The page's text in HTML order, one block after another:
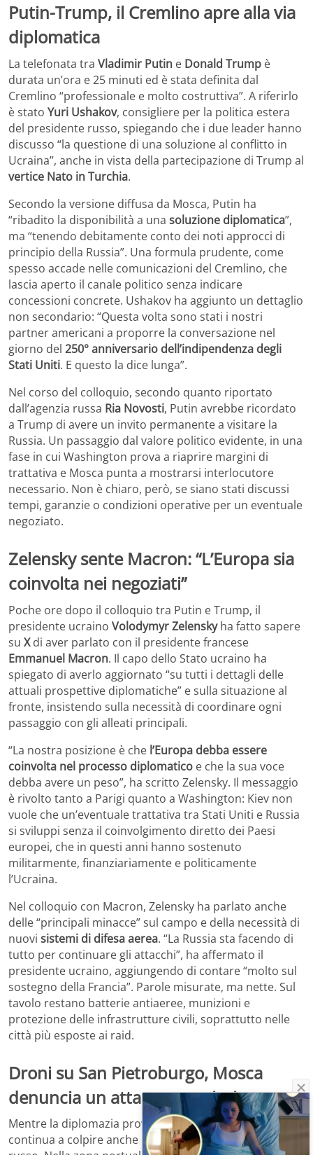
Putin-Trump, il Cremlino apre alla via
diplomatica
La telefonata tra Vladimir Putin e Donald Trump è
durata un’ora e 25 minuti ed è stata definita dal
Cremlino “professionale e molto costruttiva”. A riferirlo
è stato Yuri Ushakov, consigliere per la politica estera
del presidente russo, spiegando che i due leader hanno
discusso “la questione di una soluzione al conflitto in
Ucraina”, anche in vista della partecipazione di Trump al
vertice Nato in Turchia.
Secondo la versione diffusa da Mosca, Putin ha
“ribadito la disponibilità a una soluzione diplomatica”,
ma “tenendo debitamente conto dei noti approcci di
principio della Russia”. Una formula prudente, come
spesso accade nelle comunicazioni del Cremlino, che
lascia aperto il canale politico senza indicare
concessioni concrete. Ushakov ha aggiunto un dettaglio
non secondario: “Questa volta sono stati i nostri
partner americani a proporre la conversazione nel
giorno del 250° anniversario dell’indipendenza degli
Stati Uniti. E questo la dice lunga”.
Nel corso del colloquio, secondo quanto riportato
dall’agenzia russa Ria Novosti, Putin avrebbe ricordato
a Trump di avere un invito permanente a visitare la
Russia. Un passaggio dal valore politico evidente, in una
fase in cui Washington prova a riaprire margini di
trattativa e Mosca punta a mostrarsi interlocutore
necessario. Non è chiaro, però, se siano stati discussi
tempi, garanzie o condizioni operative per un eventuale
negoziato.
Zelensky sente Macron: “L’Europa sia
coinvolta nei negoziati”
Poche ore dopo il colloquio tra Putin e Trump, il
presidente ucraino Volodymyr Zelenskyha fatto sapere
su Xdi aver parlato con il presidente francese
Emmanuel Macron. Il capo dello Stato ucraino ha
spiegato di averlo aggiornato “su tutti i dettagli delle
attuali prospettive diplomatiche” e sulla situazione al
fronte, insistendo sulla necessità di coordinare ogni
passaggio con gli alleati principali.
“La nostra posizione è che l’Europa debba essere
coinvolta nel processo diplomatico e che la sua voce
debba avere un peso”, ha scritto Zelensky. Il messaggio
è rivolto tanto a Parigi quanto a Washington: Kiev non
vuole che un’eventuale trattativa tra Stati Uniti e Russia
si sviluppi senza il coinvolgimento diretto dei Paesi
europei, che in questi anni hanno sostenuto
militarmente, finanziariamente e politicamente
l’Ucraina.
Nel colloquio con Macron, Zelensky ha parlato anche
delle “principali minacce” sul campo e della necessità di
nuovi sistemi di difesa aerea. “La Russia sta facendo di
tutto per continuare gli attacchi”, ha affermato il
presidente ucraino, aggiungendo di contare “molto sul
sostegno della Francia”. Parole misurate, ma nette. Sul
tavolo restano batterie antiaeree, munizioni e
protezione delle infrastrutture civili, soprattutto nelle
città più esposte ai raid.
Droni su San Pietroburgo, Mosca
denuncia un attacco massiccio
Mentre la diplomazia prova a muoversi, la guerra
continua a colpire anche in profondità nel territorio